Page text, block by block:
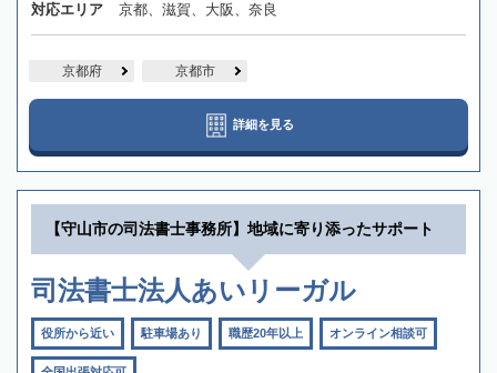
対応エリア 京都、滋賀、大阪、奈良
京都府 京都市
詳細を見る
【守山市の司法書士事務所】地域に寄り添ったサポート
司法書士法人あいリーガル
役所から近い 駐車場あり 職歴20年以上 オンライン相談可